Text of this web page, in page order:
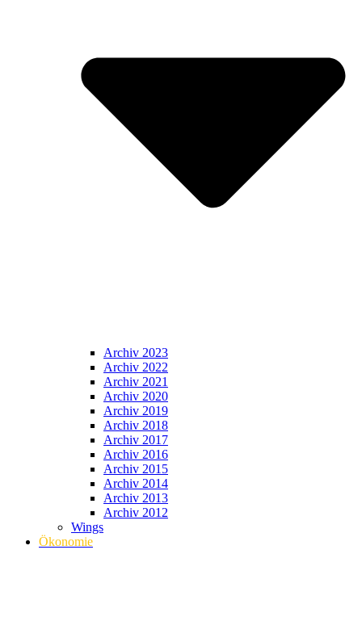
Archiv 2023
Archiv 2022
Archiv 2021
Archiv 2020
Archiv 2019
Archiv 2018
Archiv 2017
Archiv 2016
Archiv 2015
Archiv 2014
Archiv 2013
Archiv 2012
Wings
Ökonomie